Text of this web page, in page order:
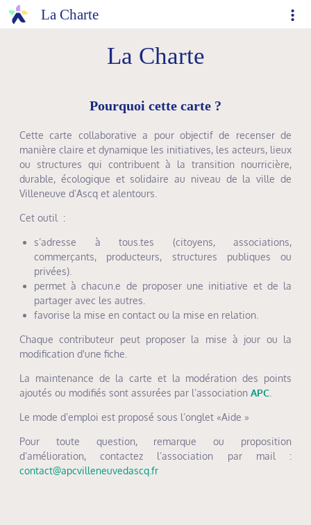
La Charte
La Charte
Pourquoi cette carte ?
Cette carte collaborative a pour objectif de recenser de
manière claire et dynamique les initiatives, les acteurs, lieux
ou structures qui contribuent à la transition nourricière,
durable, écologique et solidaire au niveau de la ville de
Villeneuve d’Ascq et alentours.
Cet outil :
s’adresse à tous.tes (citoyens, associations,
commerçants, producteurs, structures publiques ou
privées).
permet à chacun.e de proposer une initiative et de la
partager avec les autres.
favorise la mise en contact ou la mise en relation.
Chaque contributeur peut proposer la mise à jour ou la
modification d'une fiche.
La maintenance de la carte et la modération des points
ajoutés ou modifiés sont assurées par l’association APC
Le mode d’emploi est proposé sous l’onglet «Aide »
Pour toute question, remarque ou proposition
d’amélioration, contactez l’association par mail :
contact@apcvilleneuvedascq.fr